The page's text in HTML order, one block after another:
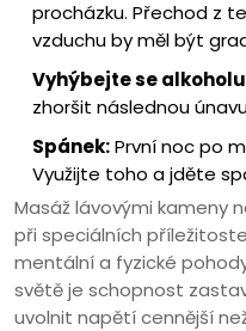
procházku. Přechod z
vzduchu by měl být
Vyhýbejte se
zhoršit následnou
Spánek:První noc po
Využijte toho a jděte
Masáž lávovými kameny
při speciálních
mentální a fyzické
světě je schopnost
uvolnit napětí cennější